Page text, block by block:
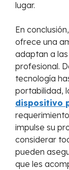
lugar.
En
ofrece una
adaptan a
profesional.
tecnología
portabilidad,
dispositivo
impulse su
considerar
pueden
que les